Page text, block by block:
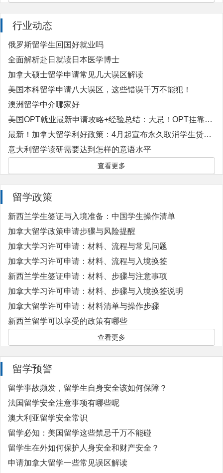
行业动态
俄罗斯留学生回国好就业吗
全面解析赴日就读日本医学博士
加拿大硕士留学申请常见几大误区解读
美国本科留学申请八大误区，这些错误千万不能犯！
澳洲留学中介哪家好
美国OPT就业最新申请攻略+经验总结：大忌！OPT挂靠碰不得！一旦查获恐遭遣返！
最新！加拿大留学利好政策：4月起宣布永久取消学生贷款利息！每年超120万人受益！
意大利留学读研需要达到怎样的意语水平
查看更多
留学政策
新西兰学生签证与入境准备：中国学生操作清单
加拿大留学政策申请步骤与风险提醒
加拿大学习许可申请：材料、流程与常见问题
加拿大学习许可申请：材料、流程与入境换签
新西兰学生签证申请：材料、步骤与注意事项
加拿大学习许可申请：材料、步骤与入境换签说明
加拿大留学许可申请：材料清单与操作步骤
新西兰留学可以享受的政策有哪些
查看更多
留学预警
留学事故频发，留学生自身安全该如何保障？
法国留学安全注意事项有哪些呢
澳大利亚留学安全常识
留学必知：美国留学这些禁忌千万不能碰
留学生在外如何保护人身安全和财产安全？
申请加拿大留学一些常见误区解读